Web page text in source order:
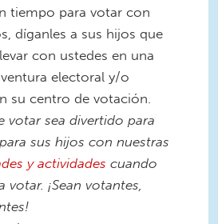
tiempo para votar con
díganles a sus hijos que
con ustedes en una
electoral y/o
su centro de votación.
votar sea divertido para
sus hijos con nuestras
y actividades cuando
votar. ¡Sean votantes,